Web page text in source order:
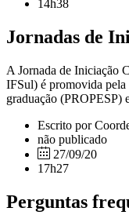
14h38
Jornadas de
A Jornada de Iniciação
IFSul) é promovida pela
graduação (PROPESP)
Escrito por
não publicado
27/09/20
17h27
Perguntas